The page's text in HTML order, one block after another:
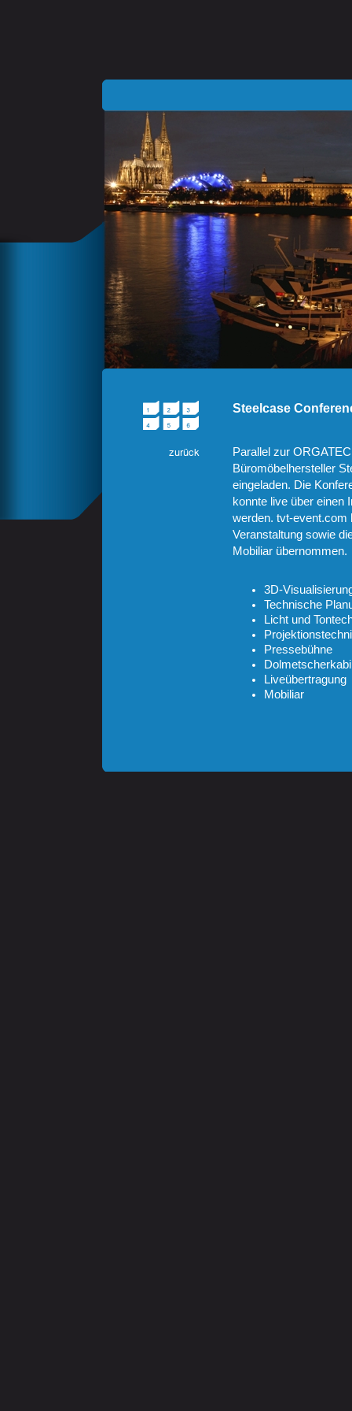
Steelcase
Parallel zur
Büromöbelhersteller
eingeladen. Die
konnte live über einen
werden. tvt-event.com
Veranstaltung sowie
Mobiliar übernommen.
3D-
Technische
Licht und
Pressebühne
Liveübertragung
Mobiliar